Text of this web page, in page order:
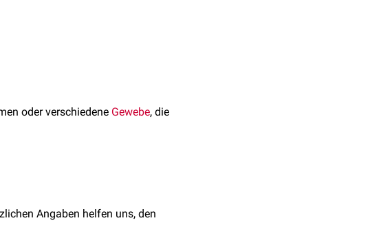
oder verschiedene Gewebe, die
Angaben helfen uns, den